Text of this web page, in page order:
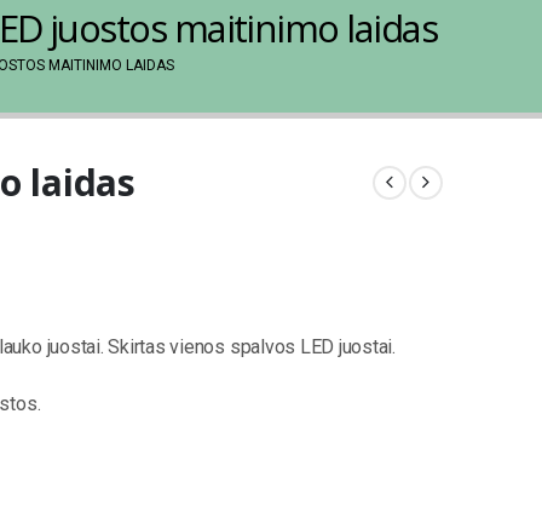
juostos maitinimo laidas
MAITINIMO LAIDAS
laidas
juostai. Skirtas vienos spalvos LED juostai.